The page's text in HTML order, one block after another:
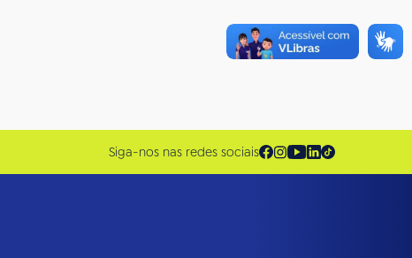
Siga-nos nas redes sociais